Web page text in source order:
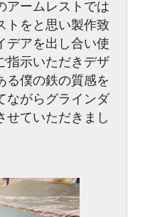
アームレストでは
トをと思い製作致
デアを出し合い使
指示いただきデザ
る僕の鉄の質感を
ながらグラインダ
せていただきまし